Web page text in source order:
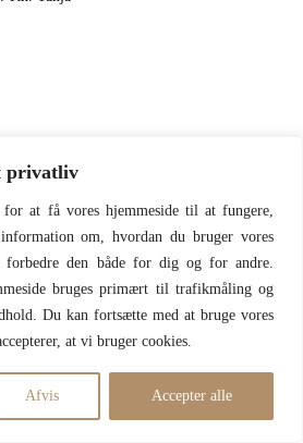
privatliv
for at få vores hjemmeside til at fungere,
om, hvordan du bruger vores
forbedre den både for dig og for andre.
bruges primært til trafikmåling og
Du kan fortsætte med at bruge vores
at vi bruger cookies.
Afvis Accepter alle
kosttilskud dog ikke Imedeen (Da jeg syntes
skin care collargen filler fra new Nordic. Det
gode ingredienser i til huden. Jeg har
forte fra Beaute Pacifiques det hjalp utroligt
jeg har haft det meste af mit liv.